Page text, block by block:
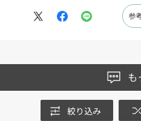
参
も
絞り込み